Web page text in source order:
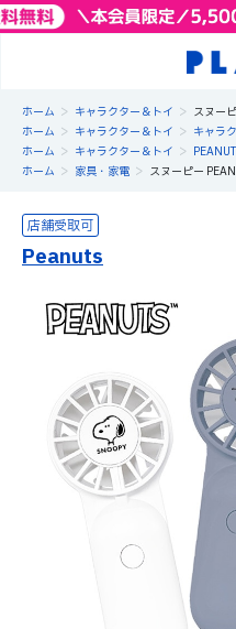
ホーム > キャラクター＆トイ > スヌー
ホーム > キャラクター＆トイ > キャラ
ホーム > キャラクター＆トイ >
ホーム > 家具・家電 > スヌーピー
Peanuts